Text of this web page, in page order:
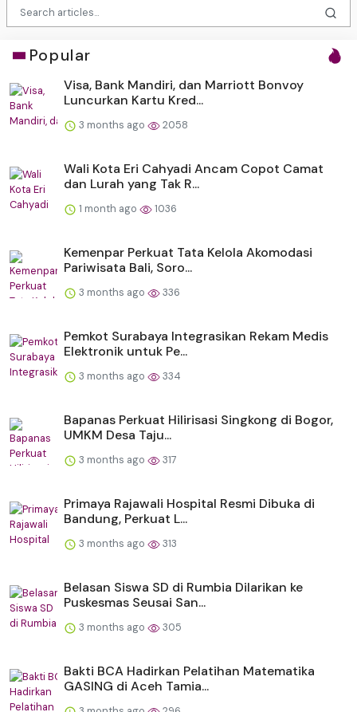
Popular
Visa, Bank Mandiri, dan Marriott Bonvoy
Luncurkan Kartu Kred...
3 months ago 2058
Wali Kota Eri Cahyadi Ancam Copot Camat
dan Lurah yang Tak R...
1 month ago 1036
Kemenpar Perkuat Tata Kelola Akomodasi
Pariwisata Bali, Soro...
3 months ago 336
Pemkot Surabaya Integrasikan Rekam Medis
Elektronik untuk Pe...
3 months ago 334
Bapanas Perkuat Hilirisasi Singkong di Bogor,
UMKM Desa Taju...
3 months ago 317
Primaya Rajawali Hospital Resmi Dibuka di
Bandung, Perkuat L...
3 months ago 313
Belasan Siswa SD di Rumbia Dilarikan ke
Puskesmas Seusai San...
3 months ago 305
Bakti BCA Hadirkan Pelatihan Matematika
GASING di Aceh Tamia...